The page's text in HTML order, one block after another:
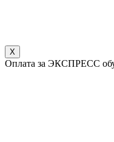
X
Оплата за ЭКСПРЕСС